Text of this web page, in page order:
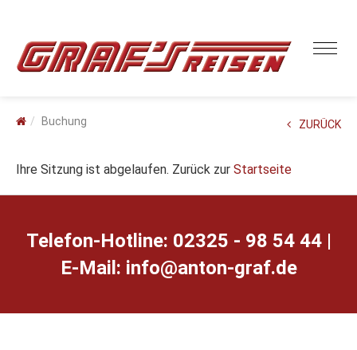
Buchung ZURÜCK
Ihre Sitzung ist abgelaufen. Zurück zur Startseite
Telefon-Hotline: 02325 - 98 54 44 |
E-Mail: ed.farg-notna@ofni